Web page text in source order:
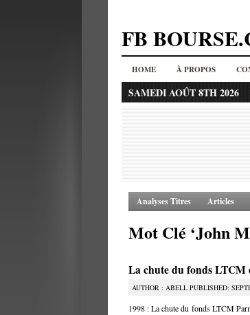
FB
HOME À PROPOS
SAMEDI AOÛT 8TH 2026
Analyses Titres Articles
Mot Clé ‘John
La chute du fonds LTCM
AUTHOR : ABELL PUBLISHED:
1998 : La chute du fonds LTCM